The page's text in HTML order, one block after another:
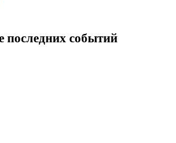
последних событий